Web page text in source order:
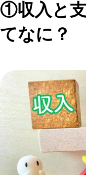
①収入と
てなに？